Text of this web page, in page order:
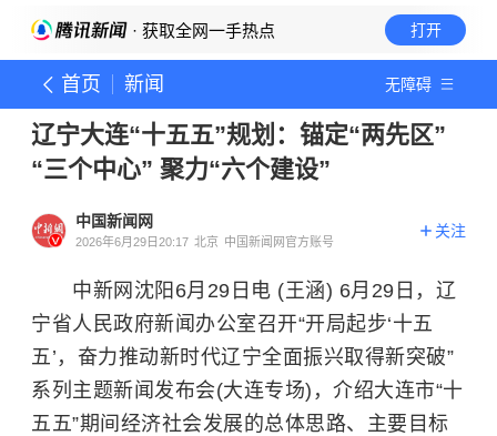
· 获取全网一手热点 打开
首页 新闻 无障碍
辽宁大连“十五五”规划：锚定“两先区”
“三个中心” 聚力“六个建设”
中国新闻网
2026年6月29日20:17 北京 中国新闻网官方账号
关注
中新网沈阳6月29日电 (王涵) 6月29日，辽
宁省人民政府新闻办公室召开“开局起步‘十五
五’，奋力推动新时代辽宁全面振兴取得新突破”
系列主题新闻发布会(大连专场)，介绍大连市“十
五五”期间经济社会发展的总体思路、主要目标